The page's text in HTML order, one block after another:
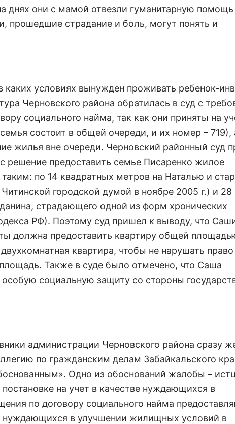
днях они с мамой отвезли гуманитарную помощь
страдание и боль, могут понять и
условиях вынужден проживать ребенок-
Черновского района обратилась в суд с
социального найма, так как они приняты на
состоит в общей очереди, и их номер – 719),
жилья вне очереди. Черновский районный суд
решение предоставить семье Писаренко жилое
по 14 квадратных метров на Наталью и
городской думой в ноябре 2005 г.) и 28
страдающего одной из форм хронических
РФ). Поэтому суд пришел к выводу, что
должна предоставить квартиру общей
квартира, чтобы не нарушать право
Также в суде было отмечено, что Саша
социальную защиту со стороны
администрации Черновского района сразу
по гражданским делам Забайкальского
Одно из обоснований жалобы –
на учет в качестве нуждающихся в
по договору социального найма
в улучшении жилищных условий в